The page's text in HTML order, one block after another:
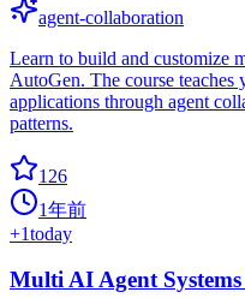
agent-collaboration
Learn to build and customize
AutoGen. The course
applications through agent
patterns.
126
1年前
+1today
Multi AI Agent